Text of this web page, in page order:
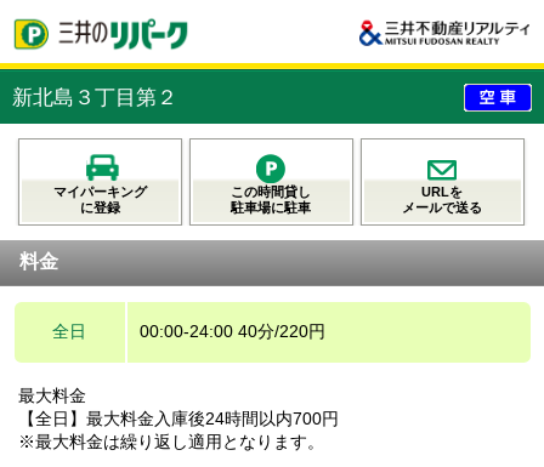
新北島３丁目第２
マイパーキング
に登録
この時間貸し
駐車場に駐車
URLを
メールで送る
料金
全日 00:00-24:00 40分/220円
最大料金
【全日】最大料金入庫後24時間以内700円
※最大料金は繰り返し適用となります。